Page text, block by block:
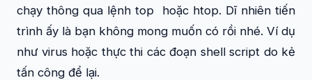
chạy thông qua lệnh top hoặc htop. Dĩ nhiên tiến
trình ấy là bạn không mong muốn có rồi nhé. Ví dụ
như virus hoặc thực thi các đoạn shell script do kẻ
tấn công để lại.